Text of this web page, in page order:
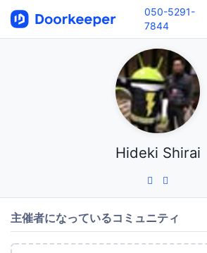
050-5291-
7844
Hideki Shirai
主催者になっているコミュニティ